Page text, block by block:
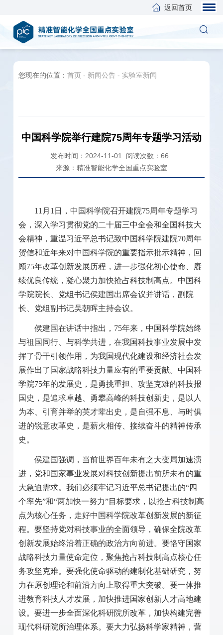
返回首页
您现在的位置： 首页- 新闻公告- 实验室新闻
中国科学院举行建院75周年专题学习活动
发布时间：2024-11-01 阅读次数： 66
来源：精准智能化学全国重点实验室
11 月 1 日，中国科学院召开建院75周年专题学习
会，深入学习贯彻党的二十届三中全会和全国科技大
会精神，重温习近平总书记致中国科学院建院70周年
贺信和近年来对中国科学院的重要指示批示精神，回
顾75年改革创新发展历程，进一步强化初心使命、赓
续优良传统，凝心聚力加快抢占科技制高点。中国科
学院院长、党组书记侯建国出席会议并讲话，副院
长、党组副书记吴朝晖主持会议。
侯建国在讲话中指出， 75年来，中国科学院始终
与祖国同行、与科学共进，在我国科技事业发展中发
挥了骨干引领作用，为我国现代化建设和经济社会发
展作出了国家战略科技力量应有的重要贡献。中国科
学院75年的发展史，是勇挑重担、攻坚克难的科技报
国史，是追求卓越、勇攀高峰的科技创新史，是以人
为本、引育并举的英才辈出史，是自强不息、与时俱
进的锐意改革史，是薪火相传、接续奋斗的精神传承
史。
侯建国强调，当前世界百年未有之大变局加速演
进，党和国家事业发展对科技创新提出前所未有的重
大急迫需求。我们必须牢记习近平总书记提出的“四
个率先”和“两加快一努力”目标要求，以抢占科技制高
点为核心任务，走好中国科学院改革创新发展的新征
程。要坚持党对科技事业的全面领导，确保全院改革
创新发展始终沿着正确的政治方向前进。要恪守国家
战略科技力量使命定位，聚焦抢占科技制高点核心任
务攻坚克难。要强化使命驱动的建制化基础研究，努
力在原创理论和前沿方向上取得重大突破。要一体推
进教育科技人才发展，加快推进国家创新人才高地建
设。要进一步全面深化科研院所改革，加快构建完善
现代科研院所治理体系。要大力弘扬科学家精神，营